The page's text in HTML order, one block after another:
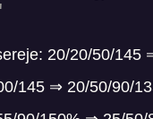
20/20/50/145
145 ⇒ 20/50/90/